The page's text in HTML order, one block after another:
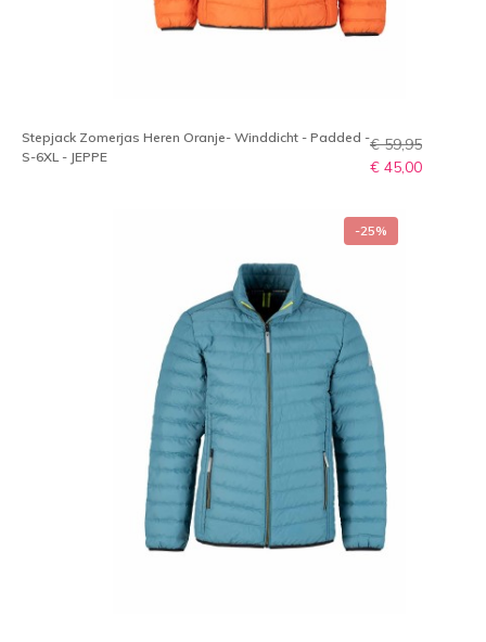
Stepjack Zomerjas Heren Oranje- Winddicht - Padded -
S-6XL - JEPPE
€ 59,95
€ 45,00
-25%